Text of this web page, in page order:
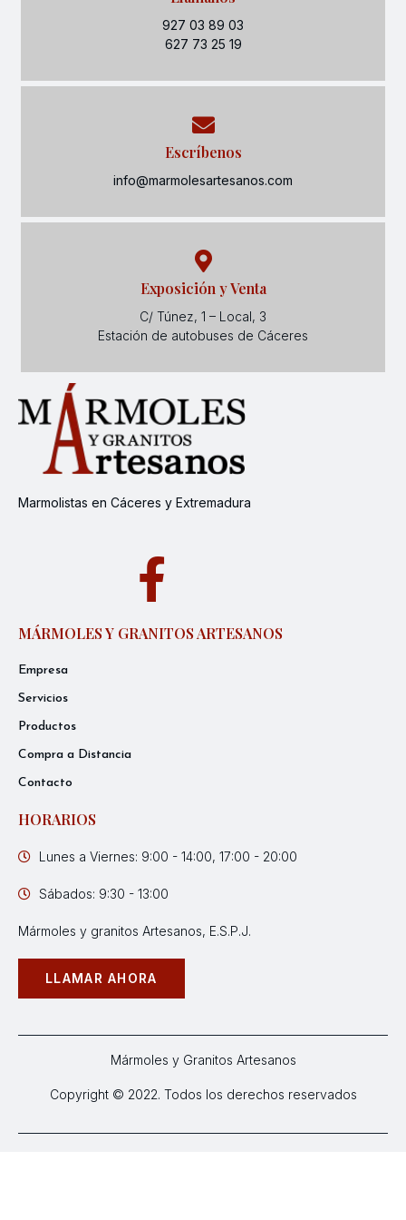
927 03 89 03
627 73 25 19
Escríbenos
info@marmolesartesanos.com
Exposición y Venta
C/ Túnez, 1 – Local, 3
Estación de autobuses de Cáceres
Marmolistas en Cáceres y Extremadura
MÁRMOLES Y GRANITOS ARTESANOS
Empresa
Servicios
Productos
Compra a Distancia
Contacto
HORARIOS
Lunes a Viernes: 9:00 - 14:00, 17:00 - 20:00
Sábados: 9:30 - 13:00
Mármoles y granitos Artesanos, E.S.P.J.
LLAMAR AHORA
Mármoles y Granitos Artesanos
Copyright © 2022. Todos los derechos reservados